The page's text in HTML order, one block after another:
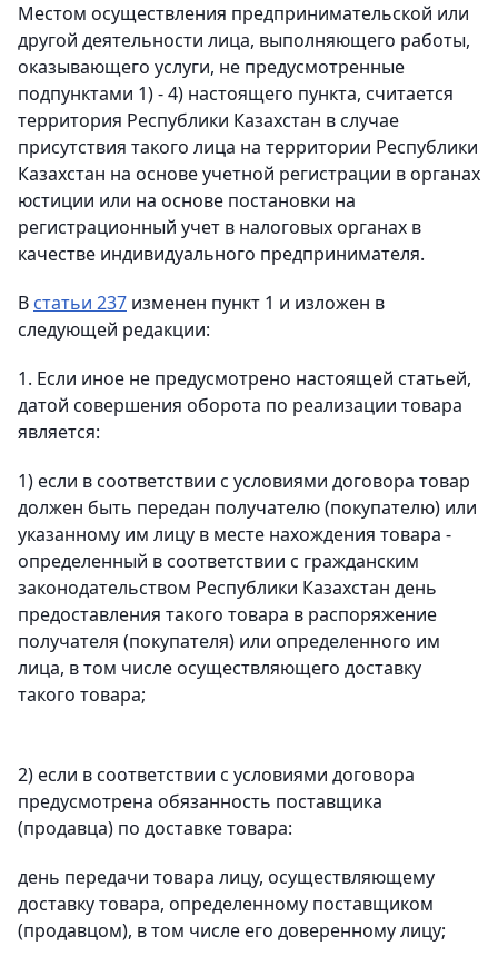
Местом осуществления предпринимательской или
другой деятельности лица, выполняющего работы,
оказывающего услуги, не предусмотренные
подпунктами 1) - 4) настоящего пункта, считается
территория Республики Казахстан в случае
присутствия такого лица на территории Республики
Казахстан на основе учетной регистрации в органах
юстиции или на основе постановки на
регистрационный учет в налоговых органах в
качестве индивидуального предпринимателя.
В статьи 237 изменен пункт 1 и изложен в
следующей редакции:
1. Если иное не предусмотрено настоящей статьей,
датой совершения оборота по реализации товара
является:
1) если в соответствии с условиями договора товар
должен быть передан получателю (покупателю) или
указанному им лицу в месте нахождения товара -
определенный в соответствии с гражданским
законодательством Республики Казахстан день
предоставления такого товара в распоряжение
получателя (покупателя) или определенного им
лица, в том числе осуществляющего доставку
такого товара;
2) если в соответствии с условиями договора
предусмотрена обязанность поставщика
(продавца) по доставке товара:
день передачи товара лицу, осуществляющему
доставку товара, определенному поставщиком
(продавцом), в том числе его доверенному лицу;